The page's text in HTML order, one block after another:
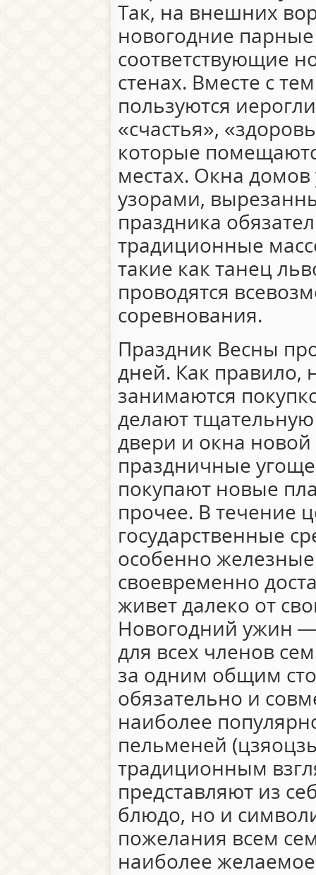
Так, на внешних
новогодние
соответствующие
стенах. Вместе с
пользуются
«счастья»,
которые
местах. Окна
узорами,
праздника
традиционные
такие как танец
проводятся
соревнования.
Праздник Весны
дней. Как правило,
занимаются
делают тщательную
двери и окна новой
праздничные
покупают новые
прочее. В течение
государственные
особенно
своевременно
живет далеко от
Новогодний ужин —
для всех членов
за одним общим
обязательно и
наиболее
пельменей
традиционным
представляют из
блюдо, но и
пожелания всем
наиболее